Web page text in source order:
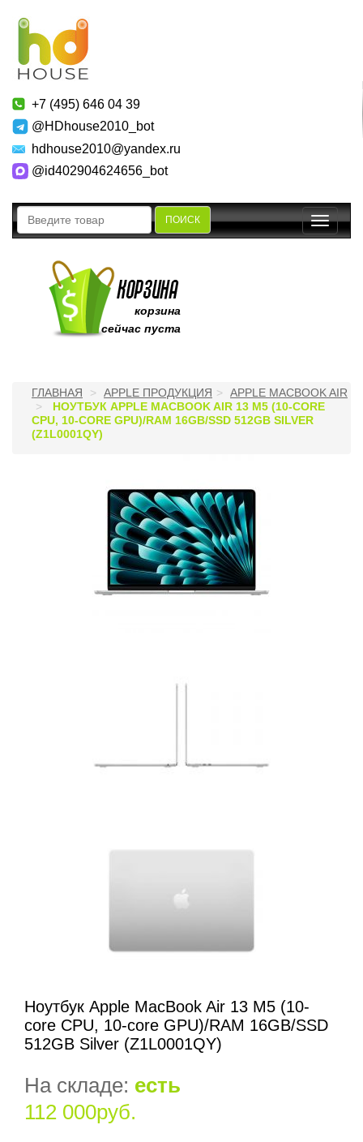
+7 (495) 646 04 39
@HDhouse2010_bot
hdhouse2010@yandex.ru
@id402904624656_bot
ПОИСК
Toggle
корзина
сейчас пуста
ГЛАВНАЯ APPLE ПРОДУКЦИЯ
APPLE MACBOOK AIR
НОУТБУК APPLE MACBOOK AIR 13 M5 (10-CORE
CPU, 10-CORE GPU)/RAM 16GB/SSD 512GB SILVER
(Z1L0001QY)
Ноутбук Apple MacBook Air 13 M5 (10-
core CPU, 10-core GPU)/RAM 16GB/SSD
512GB Silver (Z1L0001QY)
На складе: есть
112 000руб.